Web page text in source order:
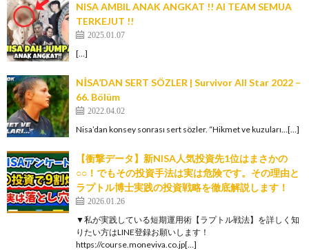
NISA AMBIL ANAK ANGKAT !! AI TEAM SEMUA
TERKEJUT !!
2025.01.07
[…]
NİSA’DAN SERT SÖZLER | Survivor All Star 2022 –
66. Bölüm
2022.04.02
Nisa’dan konsey sonrası sert sözler. “Hikmet ve kuzuları…[…]
【衝撃データ】新NISA人気投資先1位はまさかの
○○！でもその投資手法は実は危険です。その理由と
ラプトル博士実践の投資戦略を徹底解説します！
2026.01.26
▼私が実践している短期運用術【ラプトル戦法】を詳しく知
りたい方はLINE登録お願いします！
https://course.moneviva.co.jp[…]